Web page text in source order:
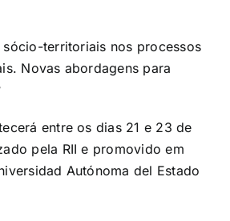
territoriais nos processos
Novas abordagens para
entre os dias 21 e 23 de
pela RII e promovido em
Autónoma del Estado